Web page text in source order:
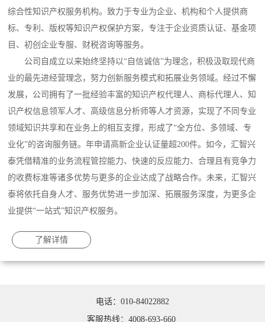
综合性知识产权服务机构。致力于专业为企业、机构和个人提供商
标、专利、版权等知识产权保护方案，专注于企业资质认证、基金项
目、初创企业专服、财税咨询等服务。
公司自成立以来始终坚持以“自信诚信”为理念，积极汲取现代商
业的最先进经营理念，努力创新服务模式和拓展业务领域。经过不懈
发展，公司拥有了一批经验丰富的知识产权代理人、商标代理人、知
识产权信息领军人才、高级信息分析师等人才资源，实现了不同专业
领域知识共享和在业务上的相互支撑，形成了“全方位、多领域、专
业化”的咨询服务链。年申请高新企业认证量超200件。如今，汇智兴
泰凭借精准的业务流程管控能力、快速的反应能力、合理且有竞争力
的收费标准等诸多优势与更多的企业达成了战略合作。未来，汇智兴
泰将依托自身人才、服务优势进一步加深、拓展服务深度，为更多企
业提供“一站式”知识产权服务。
了解详情
电话：010-84022882
客服热线：4008-693-660